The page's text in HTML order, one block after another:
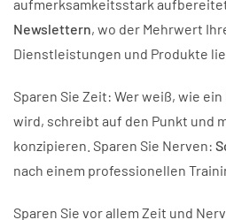
aufmerksamkeitsstark
Newslettern, wo der Mehrwert
Dienstleistungen und Produkte
Sparen Sie Zeit: Wer weiß, wie ein
wird, schreibt auf den Punkt und
konzipieren. Sparen Sie Nerven:
nach einem professionellen
Sparen Sie vor allem Zeit und